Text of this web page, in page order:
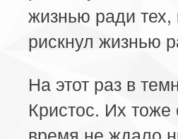
жизнью ради тех,
рискнул жизнью
На этот раз в
Кристос. Их тоже
время не ждало